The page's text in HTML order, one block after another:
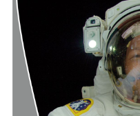
„Digitalisierung,
von Morgen“.
europäischen
für die anderen an der
Raumfahrtnationen
Kanada.